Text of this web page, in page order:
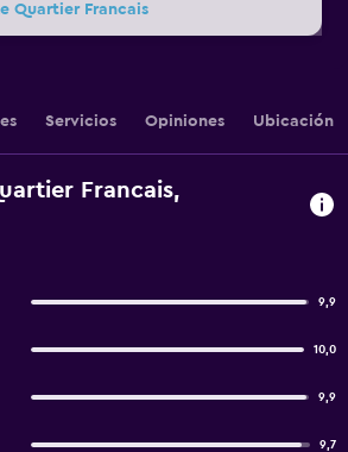
Quartier Francais
Servicios Opiniones Ubicación
Francais,
9,9
10,0
9,9
9,7